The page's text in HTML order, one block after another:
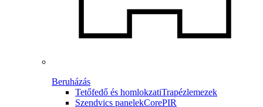
Beruházás
Tetőfedő és homlokzatiTrapézlemezek
Szendvics panelekCorePIR